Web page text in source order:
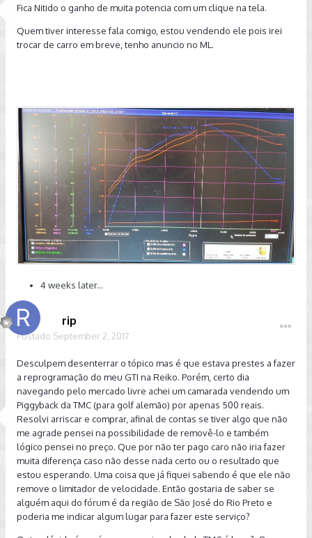
Fica Nitido o ganho de muita potencia com um clique na tela.
Quem tiver interesse fala comigo, estou vendendo ele pois irei
trocar de carro em breve, tenho anuncio no ML.
4 weeks later...
rip
Postado September 2, 2017
Desculpem desenterrar o tópico mas é que estava prestes a fazer
a reprogramação do meu GTI na Reiko. Porém, certo dia
navegando pelo mercado livre achei um camarada vendendo um
Piggyback da TMC (para golf alemão) por apenas 500 reais.
Resolvi arriscar e comprar, afinal de contas se tiver algo que não
me agrade pensei na possibilidade de removê-lo e também
lógico pensei no preço. Que por não ter pago caro não iria fazer
muita diferença caso não desse nada certo ou o resultado que
estou esperando. Uma coisa que já fiquei sabendo é que ele não
remove o limitador de velocidade. Então gostaria de saber se
alguém aqui do fórum é da região de São José do Rio Preto e
poderia me indicar algum lugar para fazer este serviço?